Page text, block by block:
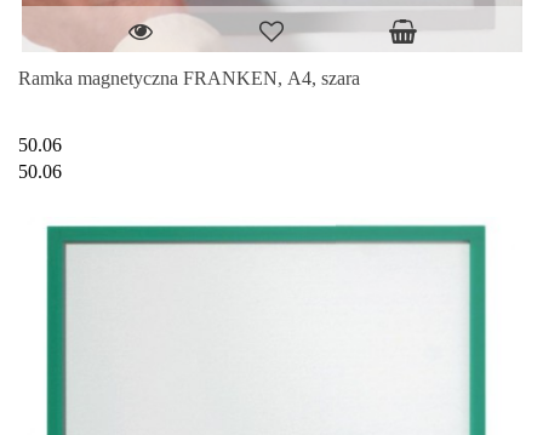
Ramka magnetyczna FRANKEN, A4, szara
50.06
50.06